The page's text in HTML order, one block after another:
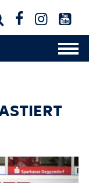
  